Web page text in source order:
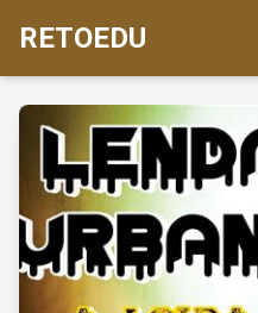
RETOEDU